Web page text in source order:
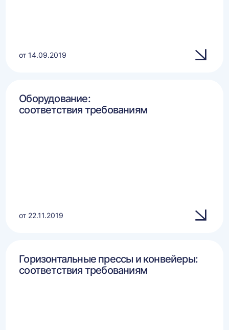
от 14.09.2019
Оборудование:
соответствия требованиям
от 22.11.2019
Горизонтальные прессы и конвейеры:
соответствия требованиям